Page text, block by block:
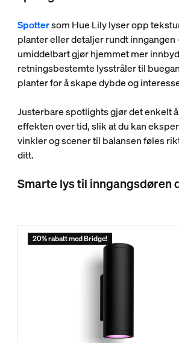
Spottersom Hue Lily lyser opp
planter eller detaljer rundt inngangen
umiddelbart gjør hjemmet mer
retningsbestemte lysstråler til
planter for å skape dybde og
Justerbare spotlights gjør det enkelt
effekten over tid, slik at du kan
vinkler og scener til balansen føles
ditt.
Smarte lys til inngangsdøren
20% rabatt med Bridge!